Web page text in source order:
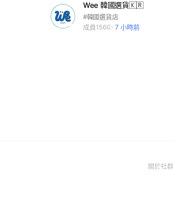
Wee 韓國選貨🇰🇷
#韓國選貨店
成員1560
7 小時前
關於社群